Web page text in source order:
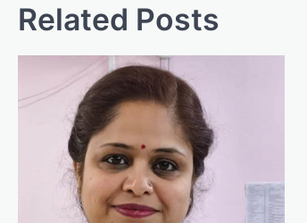
Related Posts